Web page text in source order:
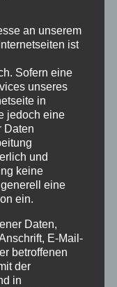
an unserem
ist
Sofern eine
unseres
in
jedoch eine
Daten
und
keine
eine
ein.
Daten,
E-Mail-
betroffenen
der
in